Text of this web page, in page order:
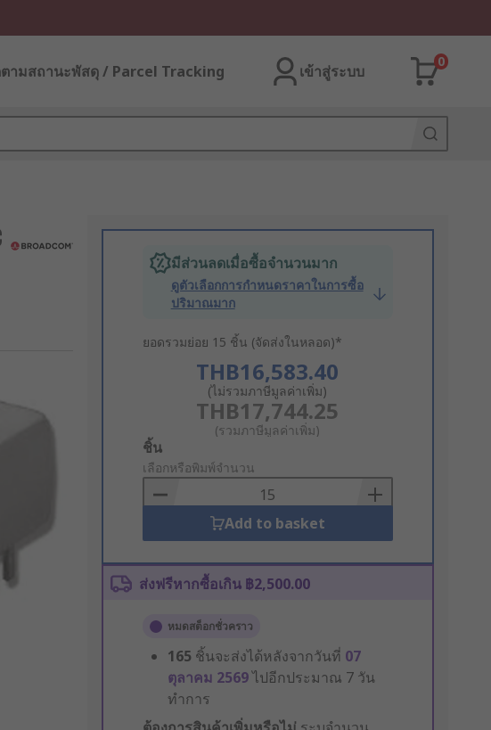
ามสถานะพัสดุ / Parcel Tracking เข้าสู่ระบบ
0
มีส่วนลดเมื่อซื้อจำนวนมาก
ดูตัวเลือกการกำหนดราคาในการซื้อ
ปริมาณมาก
ยอดรวมย่อย 15 ชิ้น (จัดส่งในหลอด)*
THB16,583.40
(ไม่รวมภาษีมูลค่าเพิ่ม)
THB17,744.25
(รวมภาษีมูลค่าเพิ่ม)
Add
to
Basket
ชิ้น
เลือกหรือพิมพ์จำนวน
Add to basket
ส่งฟรีหากซื้อเกิน ฿2,500.00
หมดสต็อกชั่วคราว
165 ชิ้นจะส่งได้หลังจากวันที่ 07
ตุลาคม 2569ไปอีกประมาณ 7 วัน
ทำการ